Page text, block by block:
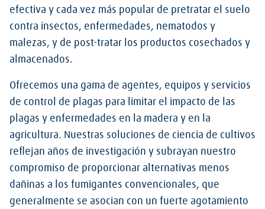
efectiva y cada vez más popular de pretratar el suelo
contra insectos, enfermedades, nematodos y
malezas, y de post-tratar los productos cosechados y
almacenados.
Ofrecemos una gama de agentes, equipos y servicios
de control de plagas para limitar el impacto de las
plagas y enfermedades en la madera y en la
agricultura. Nuestras soluciones de ciencia de cultivos
reflejan años de investigación y subrayan nuestro
compromiso de proporcionar alternativas menos
dañinas a los fumigantes convencionales, que
generalmente se asocian con un fuerte agotamiento